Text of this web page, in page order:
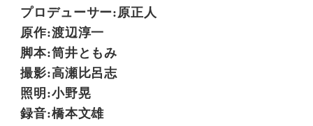
プロデューサー:原正人
原作:渡辺淳一
脚本:筒井ともみ
撮影:高瀬比呂志
照明:小野晃
録音:橋本文雄